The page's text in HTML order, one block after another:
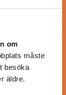
om
måste
besöka
äldre.